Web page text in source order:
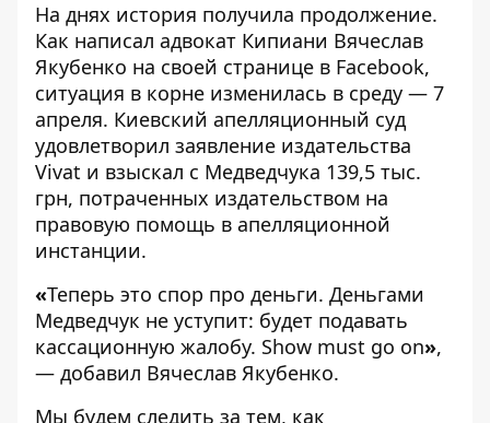
На днях история получила продолжение.
Как написал адвокат Кипиани Вячеслав
Якубенко на своей странице в Facebook,
ситуация в корне изменилась в среду — 7
апреля. Киевский апелляционный суд
удовлетворил заявление издательства
Vivat и взыскал с Медведчука 139,5 тыс.
грн, потраченных издательством на
правовую помощь в апелляционной
инстанции.
«Теперь это спор про деньги. Деньгами
Медведчук не уступит: будет подавать
кассационную жалобу. Show must go on»,
— добавил Вячеслав Якубенко.
Мы будем следить за тем, как